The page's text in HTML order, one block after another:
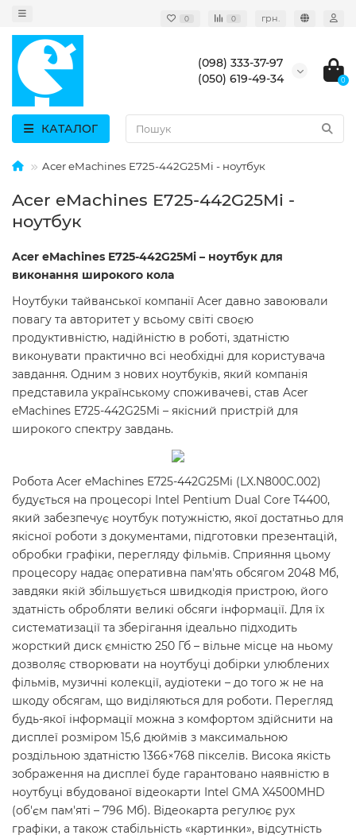
0 0 грн.
(098) 333-37-97
(050) 619-49-34
0
КАТАЛОГ
Acer eMachines E725-442G25Mi - ноутбук
Acer eMachines E725-442G25Mi -
ноутбук
Acer eMachines E725-442G25Mi – ноутбук для
виконання широкого кола
Ноутбуки тайванської компанії Acer давно завоювали
повагу та авторитет у всьому світі своєю
продуктивністю, надійністю в роботі, здатністю
виконувати практично всі необхідні для користувача
завдання. Одним з нових ноутбуків, який компанія
представила українському споживачеві, став Acer
eMachines E725-442G25Mi – якісний пристрій для
широкого спектру завдань.
Робота Acer eMachines E725-442G25Mi (LX.N800C.002)
будується на процесорі Intel Pentium Dual Core T4400,
який забезпечує ноутбук потужністю, якої достатньо для
якісної роботи з документами, підготовки презентацій,
обробки графіки, перегляду фільмів. Сприяння цьому
процесору надає оперативна пам'ять обсягом 2048 Мб,
завдяки якій збільшується швидкодія пристрою, його
здатність обробляти великі обсяги інформації. Для їх
систематизації та зберігання ідеально підходить
жорсткий диск ємністю 250 Гб – вільне місце на ньому
дозволяє створювати на ноутбуці добірки улюблених
фільмів, музичні колекції, аудіотеки – до того ж не на
шкоду обсягам, що виділяються для роботи. Перегляд
будь-якої інформації можна з комфортом здійснити на
дисплеї розміром 15,6 дюймів з максимальною
роздільною здатністю 1366×768 пікселів. Висока якість
зображення на дисплеї буде гарантовано наявністю в
ноутбуці вбудованої відеокарти Intel GMA X4500MHD
(об'єм пам'яті – 796 Мб). Відеокарта регулює рух
графіки, а також стабільність «картинки», відсутність